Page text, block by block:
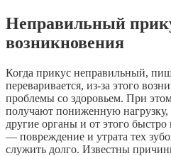
Неправильный
возникновения
Когда прикус неправильный,
переваривается, из-за этого
проблемы со здоровьем. При
получают пониженную нагрузку,
другие органы и от этого быстро
— повреждение и утрата тех
служить долго. Известны